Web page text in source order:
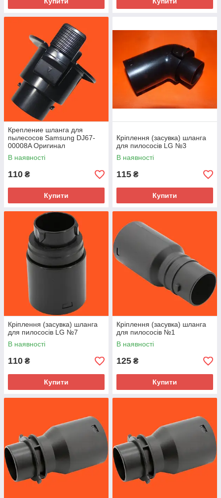
Крепление шланга для
пылесосов Samsung DJ67-
00008A Оригинал
В наявності
110 ₴
Купити
Кріплення (засувка) шланга
для пилососів LG №3
В наявності
115 ₴
Купити
Кріплення (засувка) шланга
для пилососів LG №7
В наявності
110 ₴
Купити
Кріплення (засувка) шланга
для пилососів №1
В наявності
125 ₴
Купити